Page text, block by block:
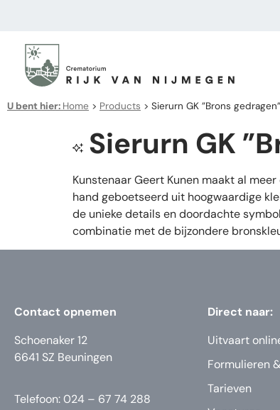
U bent hier: Home > Products > Sierurn GK ”Brons gedragen”
Sierurn GK
Kunstenaar Geert Kunen maakt al
hand geboetseerd uit hoogwaardige
de unieke details en doordachte
combinatie met de bijzondere
Contact opnemen
Schoenaker 12
6641 SZ Beuningen
Telefoon: 024 – 67 74 288
Direct naar:
Uitvaart
Formulieren
Tarieven